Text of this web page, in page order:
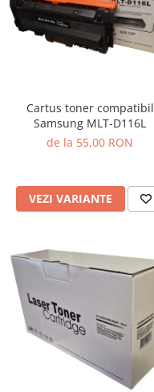
Cartus toner compatibil
Samsung MLT-D116L
de la 55,00 RON
VEZI VARIANTE